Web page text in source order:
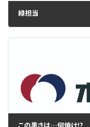
緑担当